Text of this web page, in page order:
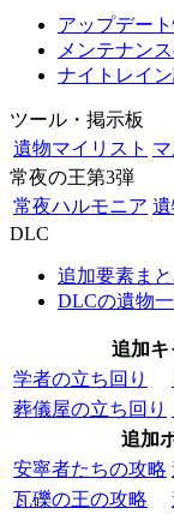
アップデー
メンテナン
ナイトレイ
ツール・掲示板
遺物マイリスト
常夜の王第3弾
常夜ハルモニア
DLC
追加要素ま
DLCの遺物
追加キ
学者の立ち回り
葬儀屋の立ち回り
追加
安寧者たちの攻略
瓦礫の王の攻略